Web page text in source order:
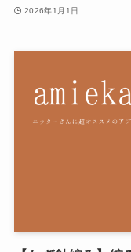
2026年1月1日